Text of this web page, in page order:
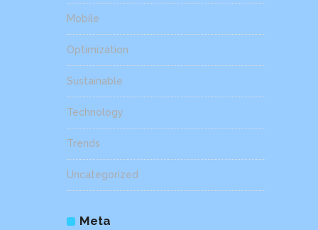
Mobile
Optimization
Sustainable
Technology
Trends
Uncategorized
Meta